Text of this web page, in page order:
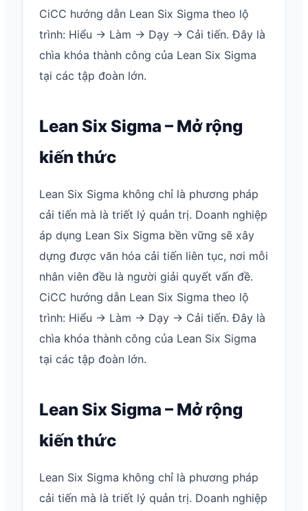
CiCC hướng dẫn Lean Six Sigma theo lộ
trình: Hiểu → Làm → Dạy → Cải tiến. Đây là
chìa khóa thành công của Lean Six Sigma
tại các tập đoàn lớn.
Lean Six Sigma – Mở rộng
kiến thức
Lean Six Sigma không chỉ là phương pháp
cải tiến mà là triết lý quản trị. Doanh nghiệp
áp dụng Lean Six Sigma bền vững sẽ xây
dựng được văn hóa cải tiến liên tục, nơi mỗi
nhân viên đều là người giải quyết vấn đề.
CiCC hướng dẫn Lean Six Sigma theo lộ
trình: Hiểu → Làm → Dạy → Cải tiến. Đây là
chìa khóa thành công của Lean Six Sigma
tại các tập đoàn lớn.
Lean Six Sigma – Mở rộng
kiến thức
Lean Six Sigma không chỉ là phương pháp
cải tiến mà là triết lý quản trị. Doanh nghiệp